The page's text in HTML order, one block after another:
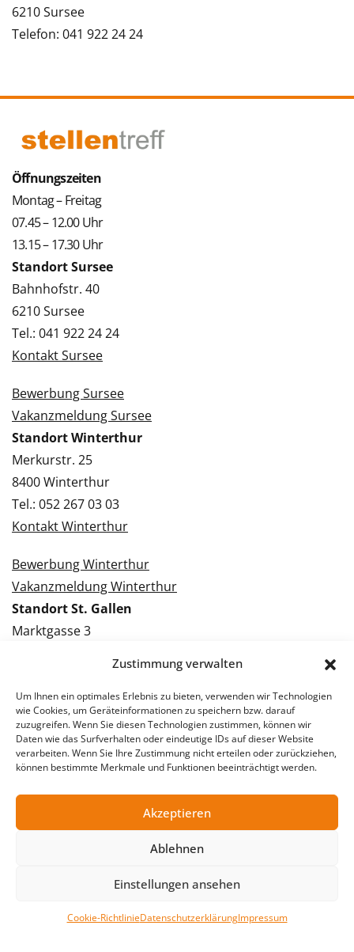
Zustimmung verwalten
Um Ihnen ein optimales Erlebnis zu bieten, verwenden wir Technologien
wie Cookies, um Geräteinformationen zu speichern bzw. darauf
zuzugreifen. Wenn Sie diesen Technologien zustimmen, können wir
Daten wie das Surfverhalten oder eindeutige IDs auf dieser Website
verarbeiten. Wenn Sie Ihre Zustimmung nicht erteilen oder zurückziehen,
können bestimmte Merkmale und Funktionen beeinträchtigt werden.
Akzeptieren
Ablehnen
Einstellungen ansehen
Cookie-RichtlinieDatenschutzerklärungImpressum
6210 Sursee
Telefon: 041 922 24 24
Öffnungszeiten
Montag – Freitag
07.45 – 12.00 Uhr
13.15 – 17.30 Uhr
Standort Sursee
Bahnhofstr. 40
6210 Sursee
Tel.: 041 922 24 24
Kontakt Sursee
Bewerbung Sursee
Vakanzmeldung Sursee
Standort Winterthur
Merkurstr. 25
8400 Winterthur
Tel.: 052 267 03 03
Kontakt Winterthur
Bewerbung Winterthur
Vakanzmeldung Winterthur
Standort St. Gallen
Marktgasse 3
Kontakt St. Gallen
Bewerbung St. Gallen
Vakanzmeldung St. Gallen
© 2026 Stellentreff AG
Datenschutzerklärung